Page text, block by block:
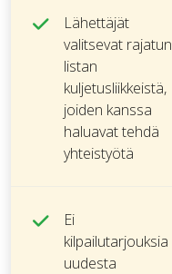
Lähettäjät
valitsevat rajatun
listan
kuljetusliikkeistä,
joiden kanssa
haluavat tehdä
yhteistyötä
Ei
kilpailutarjouksia
uudesta